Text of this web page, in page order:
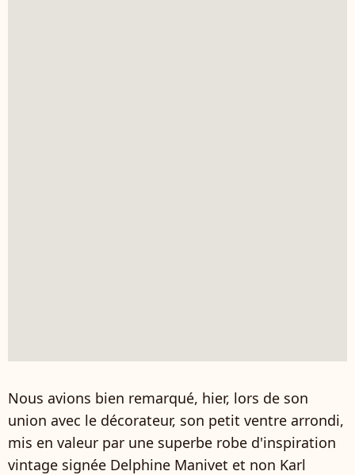
Nous avions bien remarqué, hier, lors de son
union avec le décorateur, son petit ventre arrondi,
mis en valeur par une superbe robe d'inspiration
vintage signée Delphine Manivet et non Karl